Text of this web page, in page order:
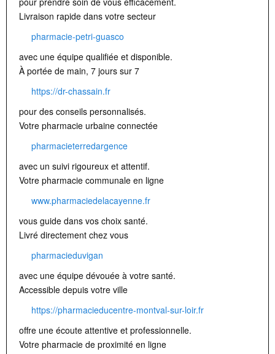
Livraison rapide dans votre secteur
pharmacie-petri-guasco
avec une équipe qualifiée et disponible.
À portée de main, 7 jours sur 7
https://dr-chassain.fr
pour des conseils personnalisés.
Votre pharmacie urbaine connectée
pharmacieterredargence
avec un suivi rigoureux et attentif.
Votre pharmacie communale en ligne
www.pharmaciedelacayenne.fr
vous guide dans vos choix santé.
Livré directement chez vous
pharmacieduvigan
avec une équipe dévouée à votre santé.
Accessible depuis votre ville
https://pharmacieducentre-montval-sur-loir.fr
offre une écoute attentive et professionnelle.
Votre pharmacie de proximité en ligne